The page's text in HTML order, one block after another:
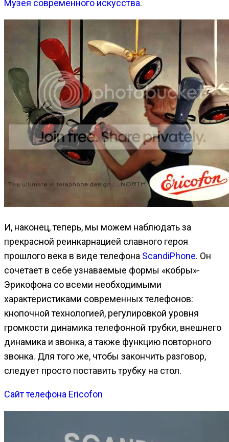
Музея современного искусства.
И, наконец, теперь, мы можем наблюдать за
прекрасной реинкарнацией славного героя
прошлого века в виде телефона ScandiPhone. Он
сочетает в себе узнаваемые формы «кобры»-
Эрикофона со всеми необходимыми
характеристиками современных телефонов:
кнопочной технологией, регулировкой уровня
громкости динамика телефонной трубки, внешнего
динамика и звонка, а также функцию повторного
звонка. Для того же, чтобы закончить разговор,
следует просто поставить трубку на стол.
Сайт телефона Ericofon